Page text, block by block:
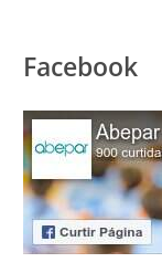
Facebook